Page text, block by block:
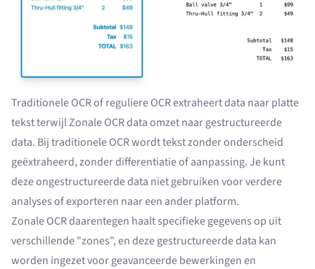
Traditionele OCR of reguliere OCR extraheert data naar platte
tekst terwijl Zonale OCR data omzet naar gestructureerde
data. Bij traditionele OCR wordt tekst zonder onderscheid
geëxtraheerd, zonder differentiatie of aanpassing. Je kunt
deze ongestructureerde data niet gebruiken voor verdere
analyses of exporteren naar een ander platform.
Zonale OCR daarentegen haalt specifieke gegevens op uit
verschillende "zones", en deze gestructureerde data kan
worden ingezet voor geavanceerde bewerkingen en